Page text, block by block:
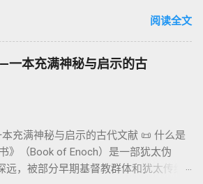
食物、疾病（如大麻风）、体液等“洁净
不是为了迷信或隔离，而是建立 圣洁与
活在神的同在中。 “洁净”不是等同于“无
往的状态。圣所是神居住之地，进入必
罪日”（Yom Kippur），大祭司进入至
姓遮罪。 这是整卷《利未记》的神学中
间； 罪必须被遮盖才能维持这同在；
个祭牲，特别是“为耶和华”的与“归于
...
并预示末世。 《以诺书信》（91–108）
义人与恶人的结局等。 提示：另有《二
与《三以诺书》（希伯来文），属更晚
《一以诺书》。 二、为什么重要？——
的“语境词典” 1）新约中的直接/间接
逐字引 1 Enoch 1:9（“主带着千万圣者
彼后2:4 用“ 他他路斯 （Tartarus）”指
诺传统语境。 福音书/启示录 中的“ 人子
耀宝座审判列国 ”（太24–25；启1、
是 一个 复数 形式 （“- im” 后
语 境 中也 可 用于 复数 意义， 如 指 多
官 等； 因此， 需 借助 上下文 判断 语
希伯来 圣经 中 Elohim 的 主要 用法 与
明 示例 经文 含义 1. 真神 指 以色列 的
3 假 神/ 偶像（ gods） 3. 属 灵 存在
神圣 议会 成员 诗 82: 1, 申 32: 8– 9
） 4. 法官 被 委托 施行 神 审判者 出
阅读全文
一本充满神秘与启示的古
充满神秘与启示的古代文献 📜 什么是
》（Book of Enoch）是一部犹太伪
，被部分早期基督教群体和犹太传统